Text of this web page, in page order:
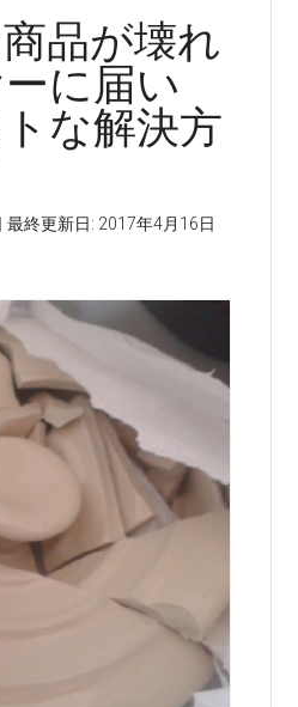
品が壊れ
に届い
な解決方
最終更新日: 2017年4月16日